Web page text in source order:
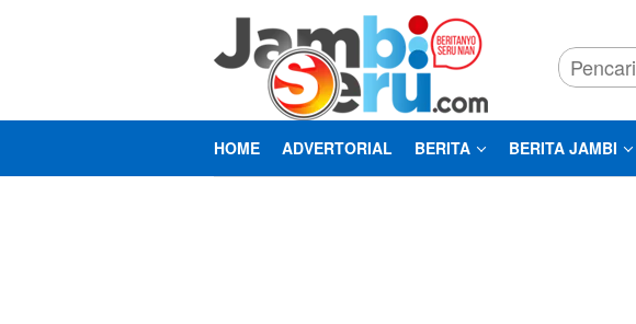
HOME ADVERTORIAL BERITA BERITA JAMBI